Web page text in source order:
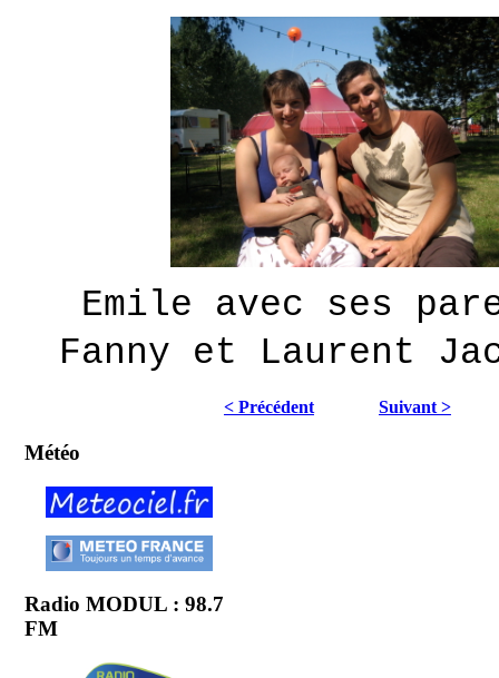
Emile avec ses
Fanny et Laurent
< Précédent Suivant >
Météo
Radio MODUL : 98.7
FM